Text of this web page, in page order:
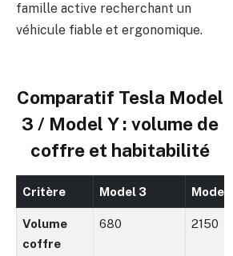
famille active recherchant un
véhicule fiable et ergonomique.
Comparatif Tesla Model
3 / Model Y : volume de
coffre et habitabilité
Critère Model 3 Model Y
Volume
coffre
680 2150